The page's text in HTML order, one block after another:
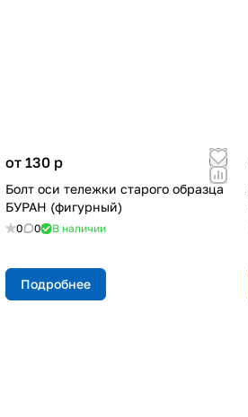
от 130 p
Болт оси тележки старого образца
БУРАН (фигурный)
0 0 В наличии
Подробнее